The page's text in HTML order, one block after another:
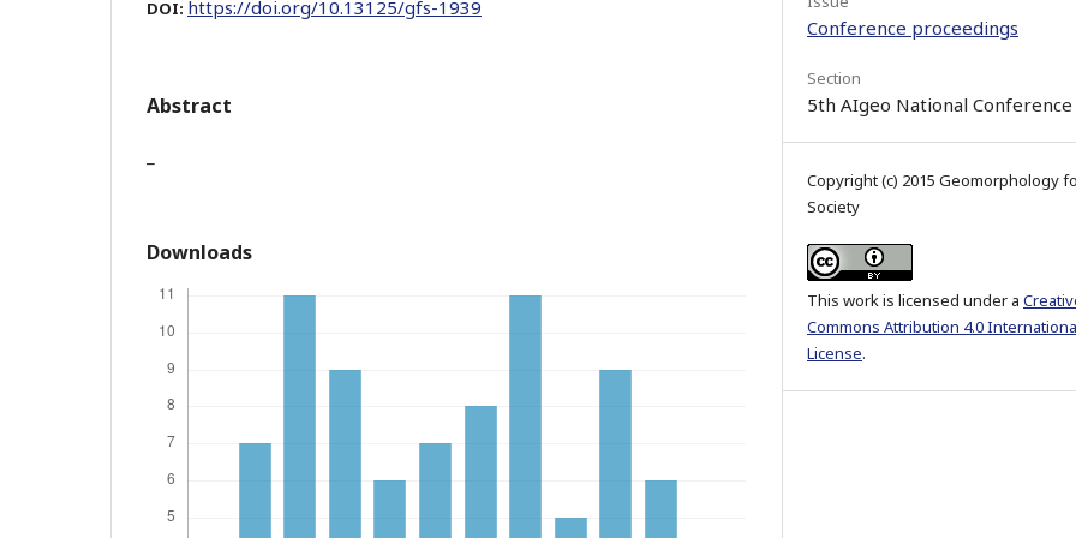
DOI: https://doi.org/10.13125/gfs-1939
Abstract
Downloads
Conference proceedings
Section
5th AIgeo National Conference
Copyright (c) 2015 Geomorphology
Society
This work is licensed under a
Commons Attribution 4.0
License.